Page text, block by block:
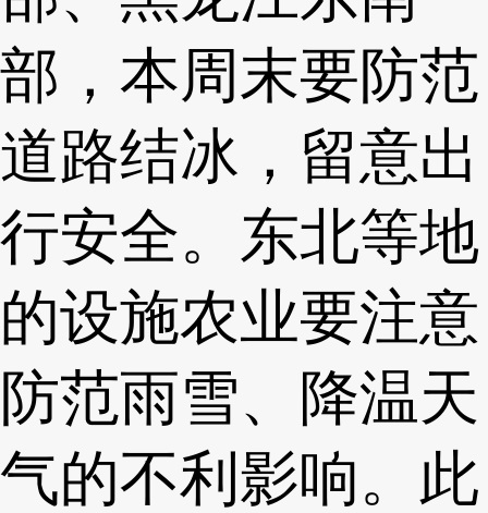
部，本周末要防范
道路结冰，留意出
行安全。东北等地
的设施农业要注意
防范雨雪、降温天
气的不利影响。此